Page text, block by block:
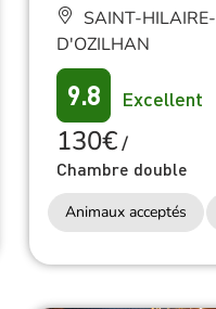
SAINT-HILAIRE-
D'OZILHAN
9.8 Excellent
130€/
Chambre double
Animaux acceptés